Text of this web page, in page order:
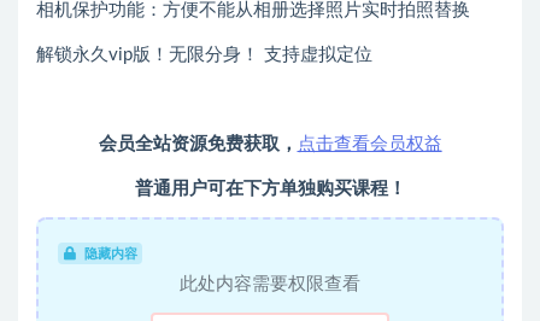
相机保护功能：方便不能从相册选择照片实时拍照替换
解锁永久vip版！无限分身！ 支持虚拟定位
会员全站资源免费获取， 点击查看会员权益
普通用户可在下方单独购买课程！
隐藏内容
此处内容需要权限查看